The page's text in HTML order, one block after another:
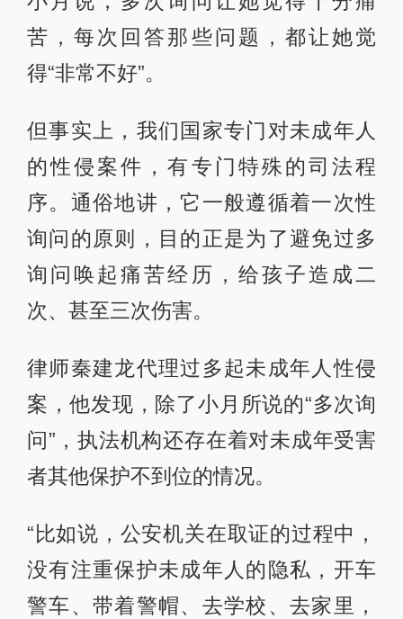
苦，每次回答那些问题，都让她觉
得“非常不好”。
但事实上，我们国家专门对未成年人
的性侵案件，有专门特殊的司法程
序。通俗地讲，它一般遵循着一次性
询问的原则，目的正是为了避免过多
询问唤起痛苦经历，给孩子造成二
次、甚至三次伤害。
律师秦建龙代理过多起未成年人性侵
案，他发现，除了小月所说的“多次询
问”，执法机构还存在着对未成年受害
者其他保护不到位的情况。
“比如说，公安机关在取证的过程中，
没有注重保护未成年人的隐私，开车
警车、带着警帽、去学校、去家里，